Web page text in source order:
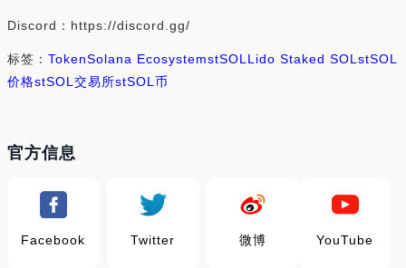
Discord：https://discord.gg/
标签： TokenSolana EcosystemstSOL Lido Staked SOL stSOL
价格stSOL交易所stSOL币
官方信息
Facebook Twitter 微博 YouTube